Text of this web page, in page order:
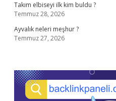
Takım elbiseyi ilk kim buldu ?
Temmuz 28, 2026
Ayvalık neleri meşhur ?
Temmuz 27, 2026